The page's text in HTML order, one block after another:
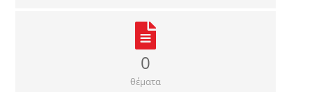
0
θέματα